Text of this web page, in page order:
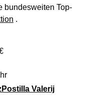
bundesweiten Top-
.
Valerij